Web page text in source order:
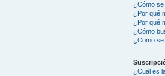
¿Cómo
¿Por qué
¿Por qué
¿Cómo
¿Como
¿Cuál es